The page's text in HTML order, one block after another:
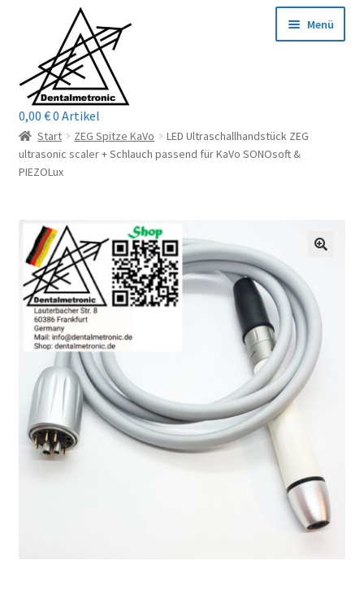
Navigation
springen
springen
Menü
Home
Shop
Kontakt
Reparaturservice
öffnen
Wichtige Infos
öffnen
Unsere Firma
Warenkorb
Stellenangebote
0,00 €0 Artikel
Start ZEG Spitze KaVo
LED Ultraschallhandstück ZEG
ultrasonic scaler + Schlauch passend für KaVo SONOsoft &
PIEZOLux